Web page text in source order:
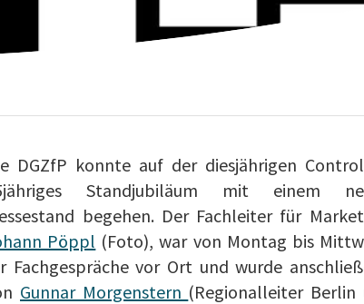
DGZfP konnte auf der diesjährigen
Standjubiläum mit einem
begehen. Der Fachleiter für
Pöppl (Foto), war von Montag bis
Fachgespräche vor Ort und wurde
Gunnar Morgenstern (Regionalleiter Berlin